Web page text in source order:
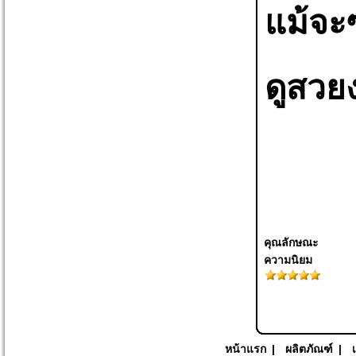
แม้จ
ดูสว
คุณลักษณะ
ความนิยม
หน้าแรก | ผลิตภัณฑ์ |